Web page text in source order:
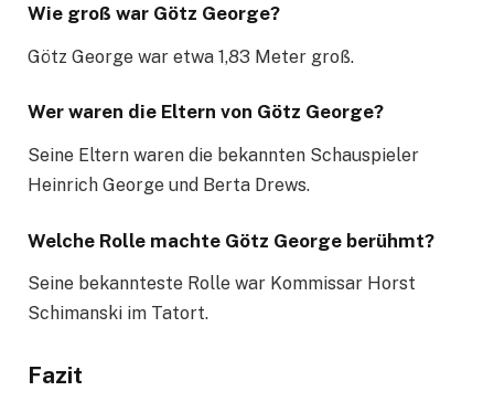
Wie groß war Götz George?
Götz George war etwa 1,83 Meter groß.
Wer waren die Eltern von Götz George?
Seine Eltern waren die bekannten Schauspieler
Heinrich George und Berta Drews.
Welche Rolle machte Götz George berühmt?
Seine bekannteste Rolle war Kommissar Horst
Schimanski im Tatort.
Fazit